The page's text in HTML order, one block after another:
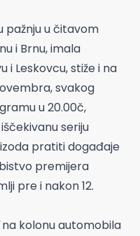
pažnju u čitavom
i Brnu, imala
i Leskovcu, stiže i na
svakog
u 20.00č,
seriju
pratiti događaje
premijera
pre i nakon 12.
na kolonu automobila